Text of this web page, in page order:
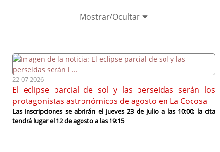
Mostrar/Ocultar
22-07-2026
El eclipse parcial de sol y las perseidas serán los
protagonistas astronómicos de agosto en La Cocosa
Las inscripciones se abrirán el jueves 23 de julio a las 10:00; la cita
tendrá lugar el 12 de agosto a las 19:15